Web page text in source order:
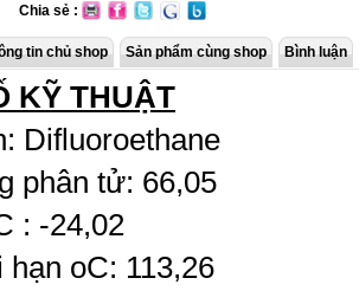
Chia sẻ :
tin chủ shop Sản phẩm cùng shop Bình luận
KỸ THUẬT
Difluoroethane
phân tử: 66,05
: -24,02
hạn oC: 113,26